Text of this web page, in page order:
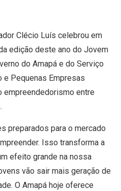
Clécio Luís celebrou em
edição deste ano do Jovem
do Amapá e do Serviço
e Pequenas Empresas
empreendedorismo entre
preparados para o mercado
Isso transforma a
efeito grande na nossa
vão sair mais geração de
O Amapá hoje oferece